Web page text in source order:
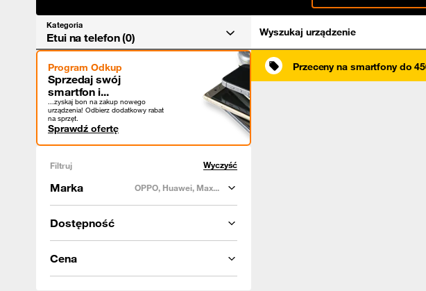
Kategoria
Etui na telefon (0) Wyszukaj urządzenie
Program Odkup
Sprzedaj swój
smartfon i...
...zyskaj bon na zakup nowego
urządzenia! Odbierz dodatkowy rabat
na sprzęt.
Sprawdź ofertę
Filtruj Wyczyść
Marka OPPO, Huawei, Max...
Dostępność
Cena
Przeceny na smartfony do